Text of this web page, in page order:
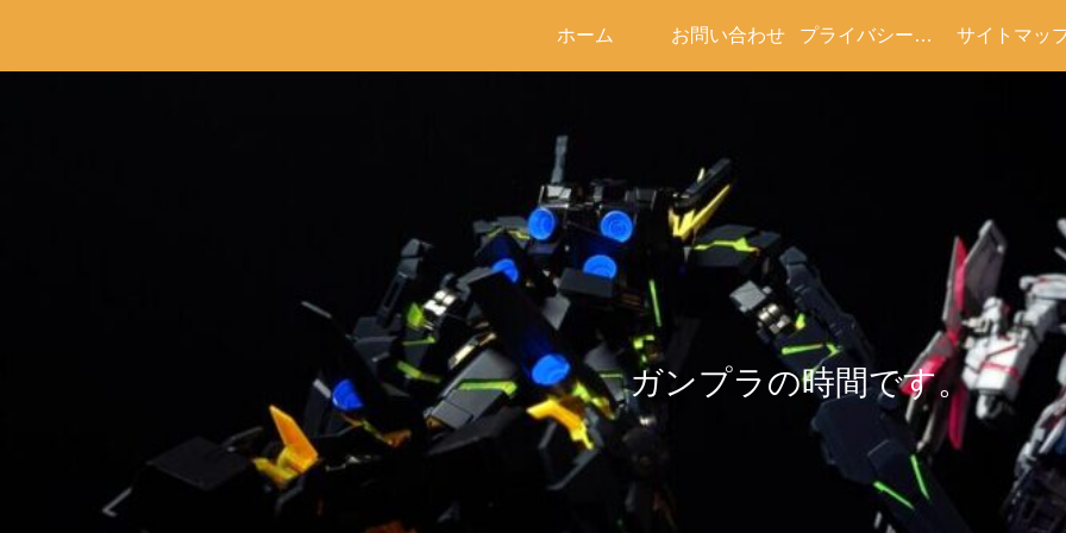
ガンプラの時間です。
ホーム お問い合わせ プライバシーポリシー サイトマッ